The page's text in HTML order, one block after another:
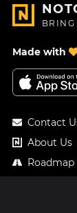
BRING
Made with
Contact
About Us
Roadmap